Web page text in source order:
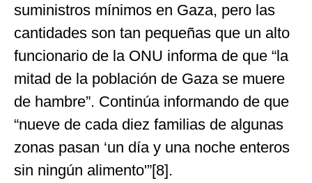
suministros mínimos en Gaza, pero las
cantidades son tan pequeñas que un alto
funcionario de la ONU informa de que “la
mitad de la población de Gaza se muere
de hambre”. Continúa informando de que
“nueve de cada diez familias de algunas
zonas pasan ‘un día y una noche enteros
sin ningún alimento'”[8].